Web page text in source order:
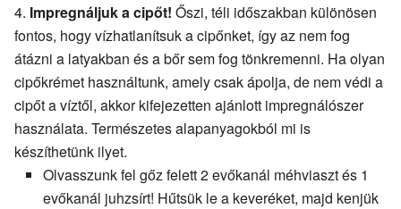
Impregnáljuk a cipőt! Őszi, téli időszakban különösen
fontos, hogy vízhatlanítsuk a cipőnket, így az nem fog
átázni a latyakban és a bőr sem fog tönkremenni. Ha olyan
cipőkrémet használtunk, amely csak ápolja, de nem védi a
cipőt a víztől, akkor kifejezetten ajánlott impregnálószer
használata. Természetes alapanyagokból mi is
készíthetünk ilyet.
Olvasszunk fel gőz felett 2 evőkanál méhviaszt és 1
evőkanál juhzsírt! Hűtsük le a keveréket, majd kenjük